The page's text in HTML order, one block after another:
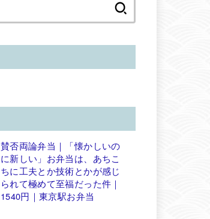
賛否両論弁当｜「懐かしいの
に新しい」お弁当は、あちこ
ちに工夫とか技術とかが感じ
られて極めて至福だった件｜
1540円｜東京駅お弁当